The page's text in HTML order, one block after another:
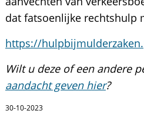
dat fatsoenlijke rechtshulp
https://
Wilt u deze of een andere
aandacht geven hier?
30-10-2023